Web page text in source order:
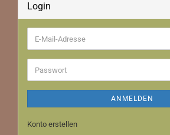
Login
E-
Mail-
Adresse
Passwort
ANMELDEN
Konto erstellen